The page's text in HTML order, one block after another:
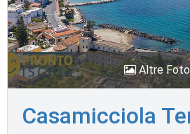
Altre Foto
Casamicciola